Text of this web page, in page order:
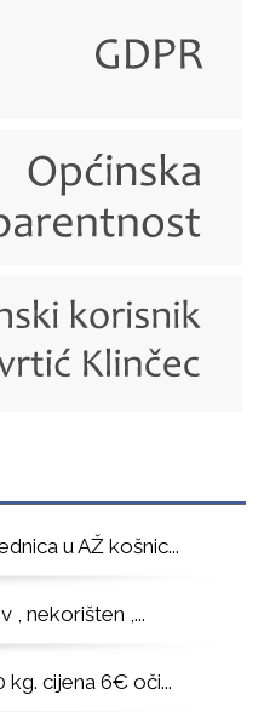
u AŽ košnic...
, nekorišten , ...
kg. cijena 6€ oči...